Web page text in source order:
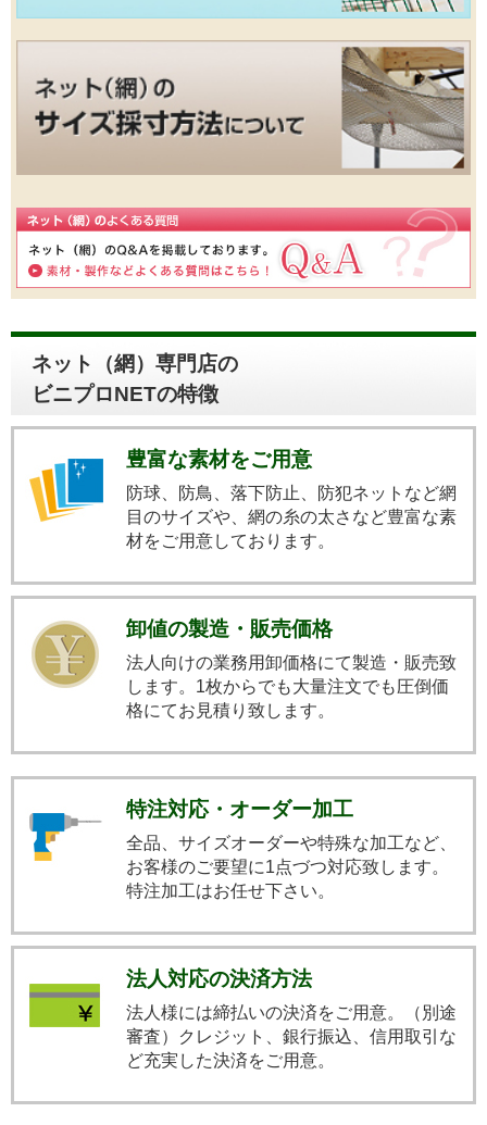
ネット（網）専門店の
ビニプロNETの特徴
豊富な素材をご用意
防球、防鳥、落下防止、防犯ネットなど網
目のサイズや、網の糸の太さなど豊富な素
材をご用意しております。
卸値の製造・販売価格
法人向けの業務用卸価格にて製造・販売致
します。1枚からでも大量注文でも圧倒価
格にてお見積り致します。
特注対応・オーダー加工
全品、サイズオーダーや特殊な加工など、
お客様のご要望に1点づつ対応致します。
特注加工はお任せ下さい。
法人対応の決済方法
法人様には締払いの決済をご用意。（別途
審査）クレジット、銀行振込、信用取引な
ど充実した決済をご用意。